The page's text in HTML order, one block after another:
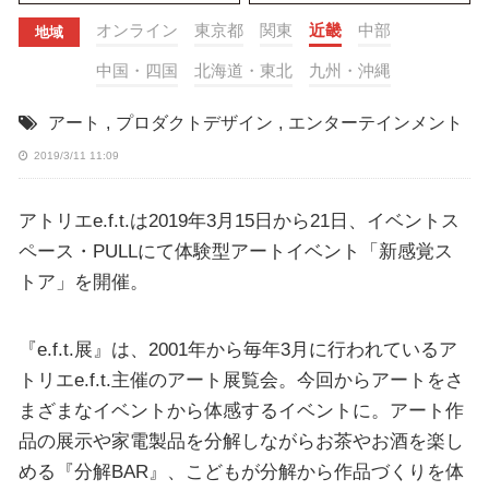
地域 オンライン 東京都 関東 近畿 中部
中国・四国 北海道・東北 九州・沖縄
アート , プロダクトデザイン , エンターテインメント
2019/3/11 11:09
アトリエe.f.t.は2019年3月15日から21日、イベントス
ペース・PULLにて体験型アートイベント「新感覚ス
トア」を開催。
『e.f.t.展』は、2001年から毎年3月に行われているア
トリエe.f.t.主催のアート展覧会。今回からアートをさ
まざまなイベントから体感するイベントに。アート作
品の展示や家電製品を分解しながらお茶やお酒を楽し
める『分解BAR』、こどもが分解から作品づくりを体